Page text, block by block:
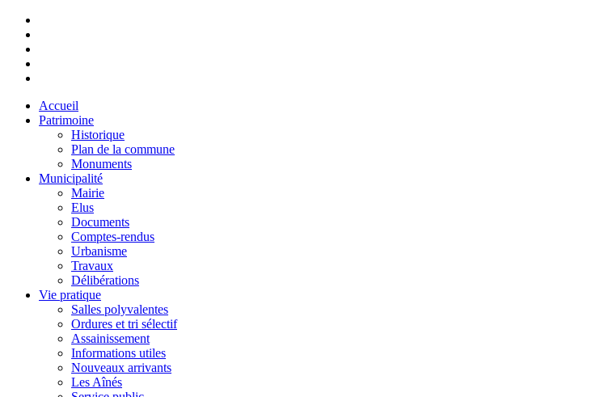
Accueil
Patrimoine
Historique
Plan de la commune
Monuments
Municipalité
Mairie
Elus
Documents
Comptes-rendus
Urbanisme
Travaux
Délibérations
Vie pratique
Salles polyvalentes
Ordures et tri sélectif
Assainissement
Informations utiles
Nouveaux arrivants
Les Aînés